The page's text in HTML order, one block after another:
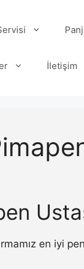
İletişim
en iyi